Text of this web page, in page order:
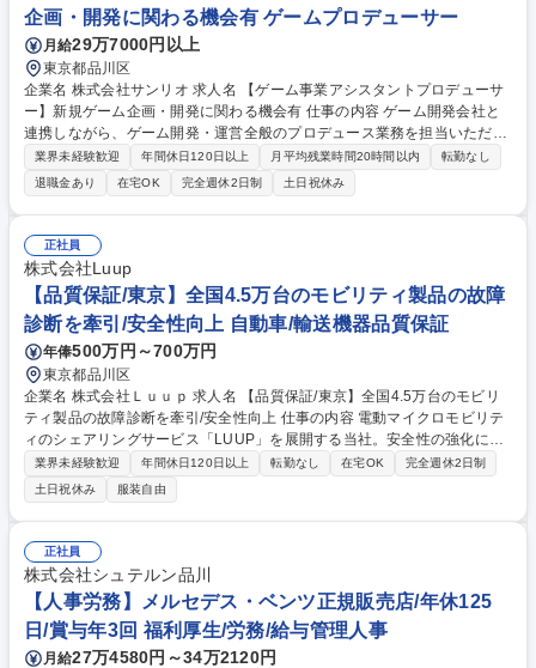
企画・開発に関わる機会有 ゲームプロデューサー
月給29万7000円以上
東京都品川区
企業名 株式会社サンリオ 求人名 【ゲーム事業アシスタントプロデューサ
ー】新規ゲーム企画・開発に関わる機会有 仕事の内容 ゲーム開発会社と
連携しながら、ゲーム開発・運営全般のプロデュース業務を担当いただき
ます。プロデュースしたゲームを通じて多くのお客様にゲーム体験を届け
ることができる非常にやりがいのあるポジションです。 入社後はアシスタ
ントプロデューサーとして、ゲーム開発会社との連携やゲーム企画（戦
略・方針）の策定・推進、ゲーム開発・プロデュース業務およびプロジェ
クト管理、マーケティング・プロモーション実行チームとの連携を担当い
ただきます。その後、スキルや能力に応じて、メインプロデューサー業務
をお任せ予定。新規ゲーム企画・開発に対しての提言や自立的にご自身で
企画・開発提案を行っていただくチャンスもあります。 募集職種 【ゲー
ム事業アシスタントプロデューサー】新規ゲーム企画・開発に関わる機会
有
業界未経験歓迎 年間休日120日以上 月平均残業時間20時間以内
転勤なし
退職金あり
在宅OK 完全週休2日制 土日祝休み
正社員
株式会社Luup
【品質保証/東京】全国4.5万台のモビリティ製品の故障
診断を牽引/安全性向上 自動車/輸送機器品質保証
年俸500万円～700万円
東京都品川区
企業名 株式会社Ｌｕｕｐ 求人名 【品質保証/東京】全国4.5万台のモビリ
ティ製品の故障診断を牽引/安全性向上 仕事の内容 電動マイクロモビリテ
ィのシェアリングサービス「LUUP」を展開する当社。安全性の強化に向
けた、現存車両の故障診断(メカ・エレキ・ソフト)と手順書の作成をお任
せします。 【仕事内容】■不具合車両の調査および原因究明■故障診断手
順書の作成■アルバイトスタッフのサポート■改善データの収集 【※詳細
備考欄参照】 【ミッション】「通常修理の手が届かない『技術的難題』を
解き明かし、Luupの安全性向上と次世代の車両改善を技術ベースで牽引
する」 募集職種 【品質保証/東京】全国4.5万台のモビリティ製品の故障診
断を牽引/安全性向上
業界未経験歓迎 年間休日120日以上 転勤なし 在宅OK
完全週休2日制
土日祝休み
服装自由
正社員
株式会社シュテルン品川
【人事労務】メルセデス・ベンツ正規販売店/年休125
日/賞与年3回 福利厚生/労務/給与管理人事
月給27万4580円～34万2120円